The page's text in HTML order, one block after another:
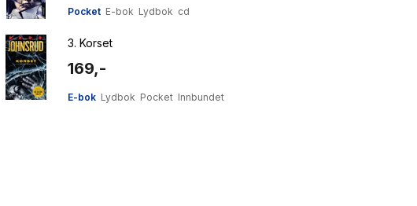
Pocket E-bok Lydbok cd
3. Korset
169,-
E-bok Lydbok Pocket Innbundet